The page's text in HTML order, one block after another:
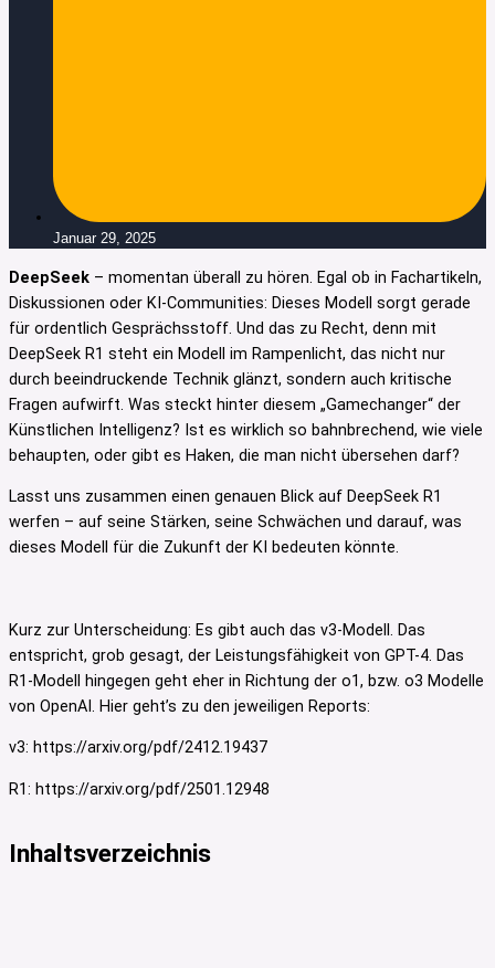
Januar 29, 2025
DeepSeek – momentan überall zu hören. Egal ob in Fachartikeln,
Diskussionen oder KI-Communities: Dieses Modell sorgt gerade
für ordentlich Gesprächsstoff. Und das zu Recht, denn mit
DeepSeek R1 steht ein Modell im Rampenlicht, das nicht nur
durch beeindruckende Technik glänzt, sondern auch kritische
Fragen aufwirft. Was steckt hinter diesem „Gamechanger“ der
Künstlichen Intelligenz? Ist es wirklich so bahnbrechend, wie viele
behaupten, oder gibt es Haken, die man nicht übersehen darf?
Lasst uns zusammen einen genauen Blick auf DeepSeek R1
werfen – auf seine Stärken, seine Schwächen und darauf, was
dieses Modell für die Zukunft der KI bedeuten könnte.
Kurz zur Unterscheidung: Es gibt auch das v3-Modell. Das
entspricht, grob gesagt, der Leistungsfähigkeit von GPT-4. Das
R1-Modell hingegen geht eher in Richtung der o1, bzw. o3 Modelle
von OpenAI. Hier geht’s zu den jeweiligen Reports:
v3: https://arxiv.org/pdf/2412.19437
R1: https://arxiv.org/pdf/2501.12948
Inhaltsverzeichnis